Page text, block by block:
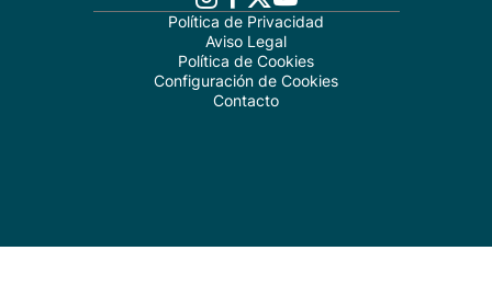
Política de Privacidad
Aviso Legal
Política de Cookies
Configuración de Cookies
Contacto